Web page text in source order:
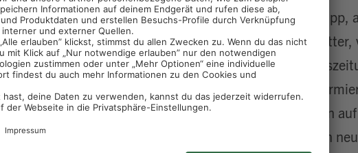
über Sonderangebote in der REWE-App,
rewe.de/angebote, im REWE-Newsletter,
oder in klassischen Medien wie
Radio über die Wochenangebote
wollen Kund:innen aller Altersklassen
erreichen, die sie täglich nutzen. Den